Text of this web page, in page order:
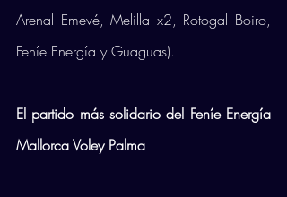
Arenal Emevé, Melilla x2, Rotogal Boiro,
Feníe Energía y Guaguas).
El partido más solidario del Feníe Energía
Mallorca Voley Palma